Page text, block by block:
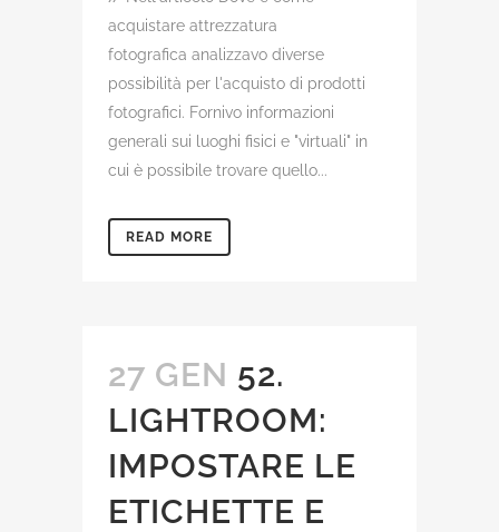
acquistare attrezzatura
fotografica analizzavo diverse
possibilità per l'acquisto di prodotti
fotografici. Fornivo informazioni
generali sui luoghi fisici e "virtuali" in
cui è possibile trovare quello...
READ MORE
27 GEN 52.
LIGHTROOM:
IMPOSTARE LE
ETICHETTE E